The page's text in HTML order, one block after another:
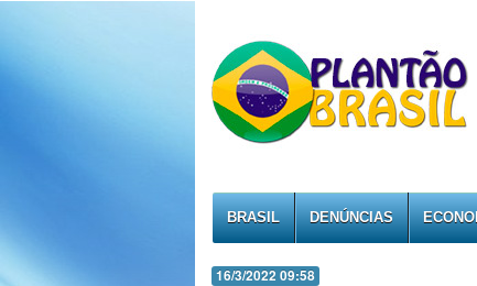
BRASIL DENÚNCIAS
16/3/2022 09:58